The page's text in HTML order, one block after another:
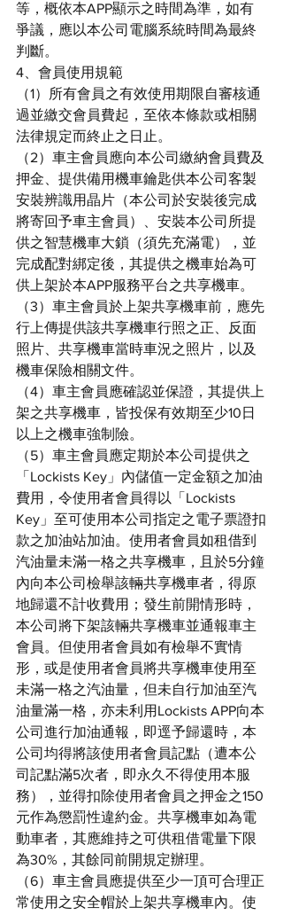
等，概依本APP顯示之時間為準，如有
爭議，應以本公司電腦系統時間為最終
判斷。
4、會員使用規範
（1）所有會員之有效使用期限自審核通
過並繳交會員費起，至依本條款或相關
法律規定而終止之日止。
（2）車主會員應向本公司繳納會員費及
押金、提供備用機車鑰匙供本公司客製
安裝辨識用晶片（本公司於安裝後完成
將寄回予車主會員）、安裝本公司所提
供之智慧機車大鎖（須先充滿電），並
完成配對綁定後，其提供之機車始為可
供上架於本APP服務平台之共享機車。
（3）車主會員於上架共享機車前，應先
行上傳提供該共享機車行照之正、反面
照片、共享機車當時車況之照片，以及
機車保險相關文件。
（4）車主會員應確認並保證，其提供上
架之共享機車，皆投保有效期至少10日
以上之機車強制險。
（5）車主會員應定期於本公司提供之
「Lockists Key」內儲值一定金額之加油
費用，令使用者會員得以「Lockists
Key」至可使用本公司指定之電子票證扣
款之加油站加油。使用者會員如租借到
汽油量未滿一格之共享機車，且於5分鐘
內向本公司檢舉該輛共享機車者，得原
地歸還不計收費用；發生前開情形時，
本公司將下架該輛共享機車並通報車主
會員。但使用者會員如有檢舉不實情
形，或是使用者會員將共享機車使用至
未滿一格之汽油量，但未自行加油至汽
油量滿一格，亦未利用Lockists APP向本
公司進行加油通報，即逕予歸還時，本
公司均得將該使用者會員記點（遭本公
司記點滿5次者，即永久不得使用本服
務），並得扣除使用者會員之押金之150
元作為懲罰性違約金。共享機車如為電
動車者，其應維持之可供租借電量下限
為30%，其餘同前開規定辦理。
（6）車主會員應提供至少一頂可合理正
常使用之安全帽於上架共享機車內。使